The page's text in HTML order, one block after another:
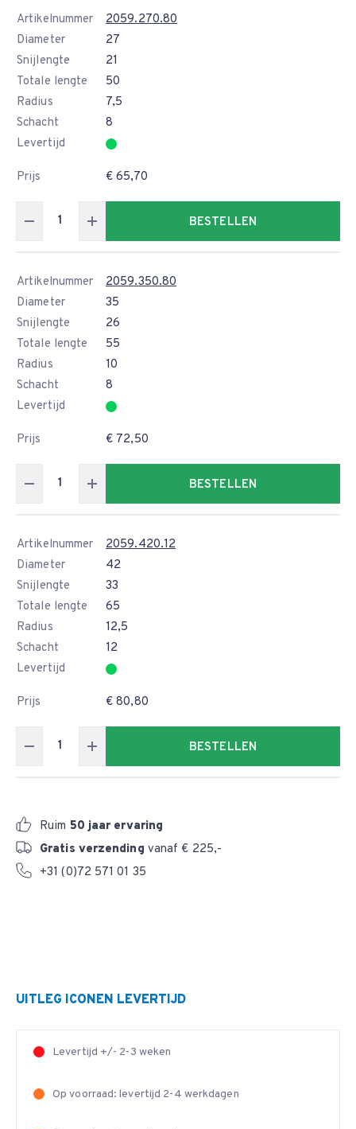
Artikelnummer
2059.270.80
Diameter
27
Snijlengte
21
Totale lengte
50
Radius
7,5
Schacht
8
Levertijd
Prijs € 65,70
BESTELLEN
Artikelnummer
2059.350.80
Diameter
35
Snijlengte
26
Totale lengte
55
Radius
10
Schacht
8
Levertijd
Prijs € 72,50
BESTELLEN
Artikelnummer
2059.420.12
Diameter
42
Snijlengte
33
Totale lengte
65
Radius
12,5
Schacht
12
Levertijd
Prijs € 80,80
BESTELLEN
Ruim 50 jaar ervaring
Gratis verzending vanaf € 225,-
+31 (0)72 571 01 35
UITLEG ICONEN LEVERTIJD
Levertijd +/- 2-3 weken
Op voorraad: levertijd 2-4 werkdagen